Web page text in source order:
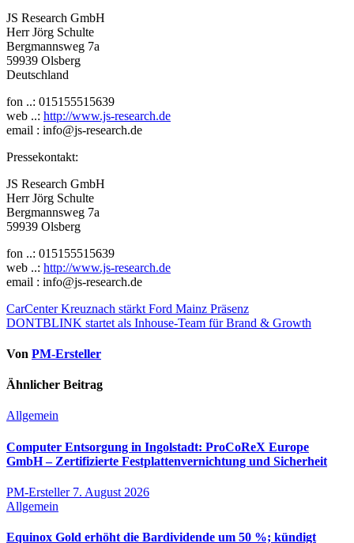
JS Research GmbH
Herr Jörg Schulte
Bergmannsweg 7a
59939 Olsberg
Deutschland
fon ..: 015155515639
web ..: http://www.js-research.de
email : info@js-research.de
Pressekontakt:
JS Research GmbH
Herr Jörg Schulte
Bergmannsweg 7a
59939 Olsberg
fon ..: 015155515639
web ..: http://www.js-research.de
email : info@js-research.de
Beitragsnavigation
CarCenter Kreuznach stärkt Ford Mainz Präsenz
DONTBLINK startet als Inhouse-Team für Brand & Growth
Von PM-Ersteller
Ähnlicher Beitrag
Allgemein
Computer Entsorgung in Ingolstadt: ProCoReX Europe
GmbH – Zertifizierte Festplattenvernichtung und Sicherheit
PM-Ersteller 7. August 2026
Allgemein
Equinox Gold erhöht die Bardividende um 50 %; kündigt